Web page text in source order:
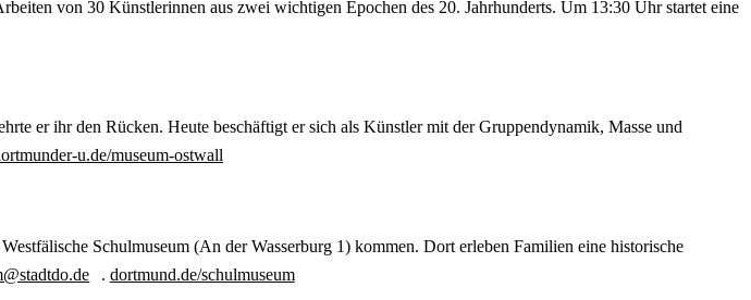
von 30 Künstlerinnen aus zwei wichtigen Epochen des 20. Jahrhunderts. Um 13:30 Uhr startet eine
er ihr den Rücken. Heute beschäftigt er sich als Künstler mit der Gruppendynamik, Masse und
u.de/museum-ostwall
Schulmuseum (An der Wasserburg 1) kommen. Dort erleben Familien eine historische
. dortmund.de/schulmuseum